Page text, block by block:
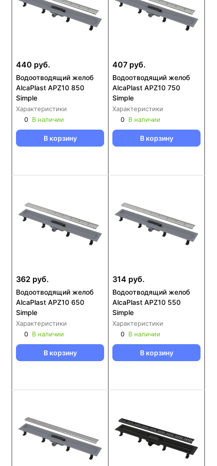
440 руб.
Водоотводящий желоб
AlcaPlast APZ10 850
Simple
Характеристики
0 В наличии
В корзину
407 руб.
Водоотводящий желоб
AlcaPlast APZ10 750
Simple
Характеристики
0 В наличии
В корзину
362 руб.
Водоотводящий желоб
AlcaPlast APZ10 650
Simple
Характеристики
0 В наличии
В корзину
314 руб.
Водоотводящий желоб
AlcaPlast APZ10 550
Simple
Характеристики
0 В наличии
В корзину